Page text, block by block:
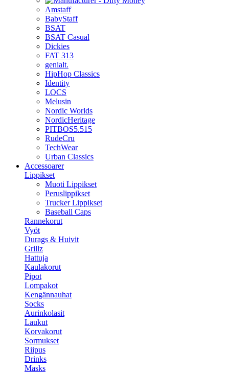
Amstaff
BabyStaff
BSAT
BSAT Casual
Dickies
FAT 313
genialt.
HipHop Classics
Identity
LOCS
Melusin
Nordic Worlds
NordicHeritage
PITBOS5.515
RudeCru
TechWear
Urban Classics
Accessoarer
Lippikset
Muoti Lippikset
Peruslippikset
Trucker Lippikset
Baseball Caps
Rannekorut
Vyöt
Durags & Huivit
Grillz
Hattuja
Kaulakorut
Pipot
Lompakot
Kengännauhat
Socks
Aurinkolasit
Laukut
Korvakorut
Sormukset
Riipus
Drinks
Masks